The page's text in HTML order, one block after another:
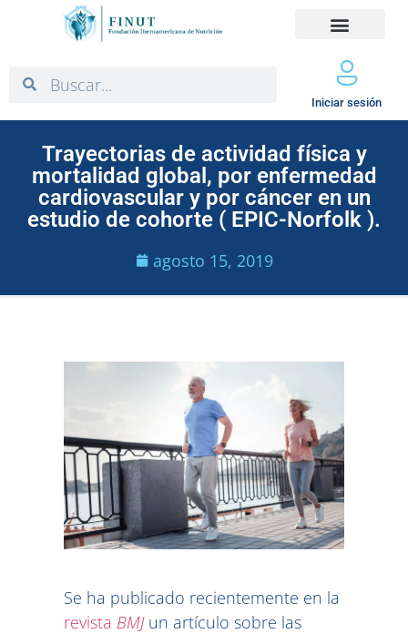
Iniciar sesión
Trayectorias de actividad física y
mortalidad global, por enfermedad
cardiovascular y por cáncer en un
estudio de cohorte ( EPIC-Norfolk ).
agosto 15, 2019
Se ha publicado recientemente en la
revista BMJ un artículo sobre las